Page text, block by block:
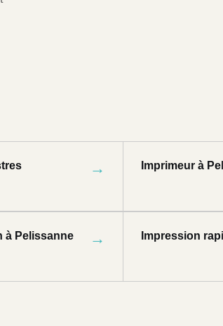
→ Imprimeur à
à Pelissanne → Impression